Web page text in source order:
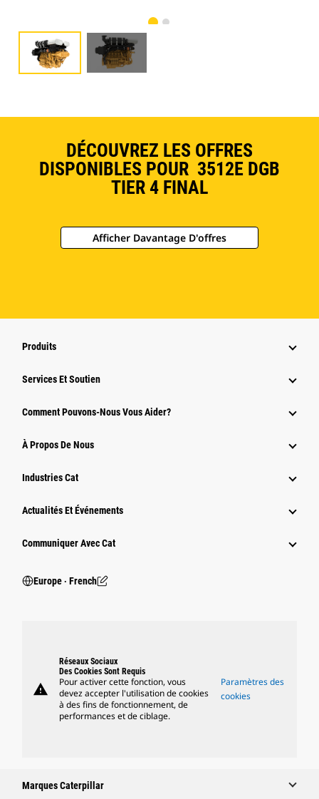
DÉCOUVREZ LES OFFRES
DISPONIBLES POUR 3512E DGB
TIER 4 FINAL
Afficher Davantage D'offres
Produits
Services Et Soutien
Comment Pouvons-Nous Vous Aider?
À Propos De Nous
Industries Cat
Actualités Et Événements
Communiquer Avec Cat
Europe ‧ French
warning
Réseaux Sociaux
Des Cookies Sont Requis
Pour activer cette fonction, vous
devez accepter l'utilisation de cookies
à des fins de fonctionnement, de
performances et de ciblage.
Paramètres des
cookies
Marques Caterpillar